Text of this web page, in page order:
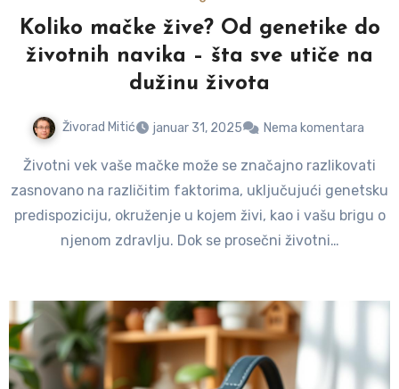
Koliko mačke žive? Od genetike do
životnih navika – šta sve utiče na
dužinu života
Živorad Mitić januar 31, 2025 Nema komentara
Životni vek vaše mačke može se značajno razlikovati
zasnovano na različitim faktorima, uključujući genetsku
predispoziciju, okruženje u kojem živi, kao i vašu brigu o
njenom zdravlju. Dok se prosečni životni…